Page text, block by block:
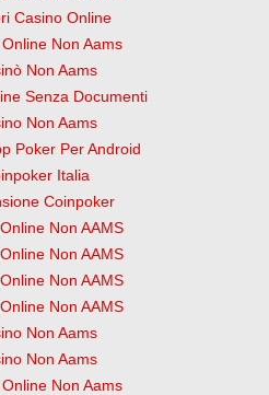
Casino Online
Non Aams
Non Aams
Senza Documenti
Non Aams
Poker Per Android
Italia
Coinpoker
Non AAMS
Non AAMS
Non AAMS
Non AAMS
Non Aams
Non Aams
Non Aams